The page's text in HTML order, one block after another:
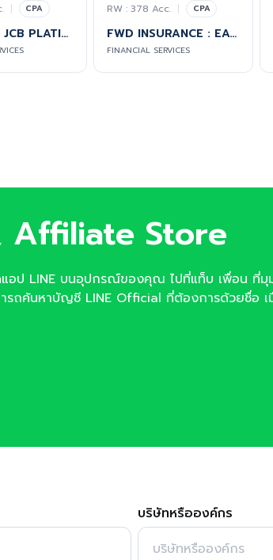
| CPA
KRUNGSRI JCB PLATINUM
RW : 378 Acc. | CPA
FWD INSURANCE : EASY E-CANCER
FINANCIAL SERVICES
Affiliate Store
ป LINE บนอุปกรณ์ของคุณ ไปที่แท็บ เพื่อน ที่มุ
รถค้นหาบัญชี LINE Official ที่ต้องการด้วยชื่อ
บริษัทหรือองค์กร